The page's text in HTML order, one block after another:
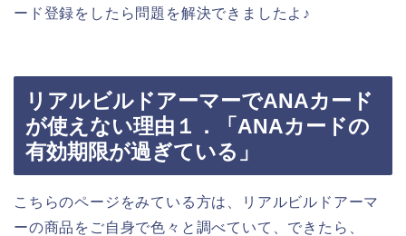
ード登録をしたら問題を解決できましたよ♪
リアルビルドアーマーでANAカード
が使えない理由１．「ANAカードの
有効期限が過ぎている」
こちらのページをみている方は、リアルビルドアーマ
ーの商品をご自身で色々と調べていて、できたら、